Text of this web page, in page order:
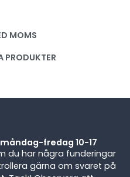
MOMS
PRODUKTER
fredag 10-17
du har några funderingar
gärna om svaret på